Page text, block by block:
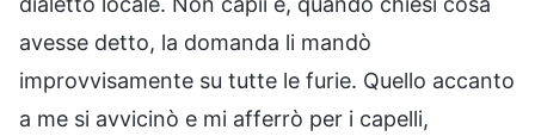
avesse detto, la domanda li mandò
improvvisamente su tutte le furie. Quello accanto
a me si avvicinò e mi afferrò per i capelli,